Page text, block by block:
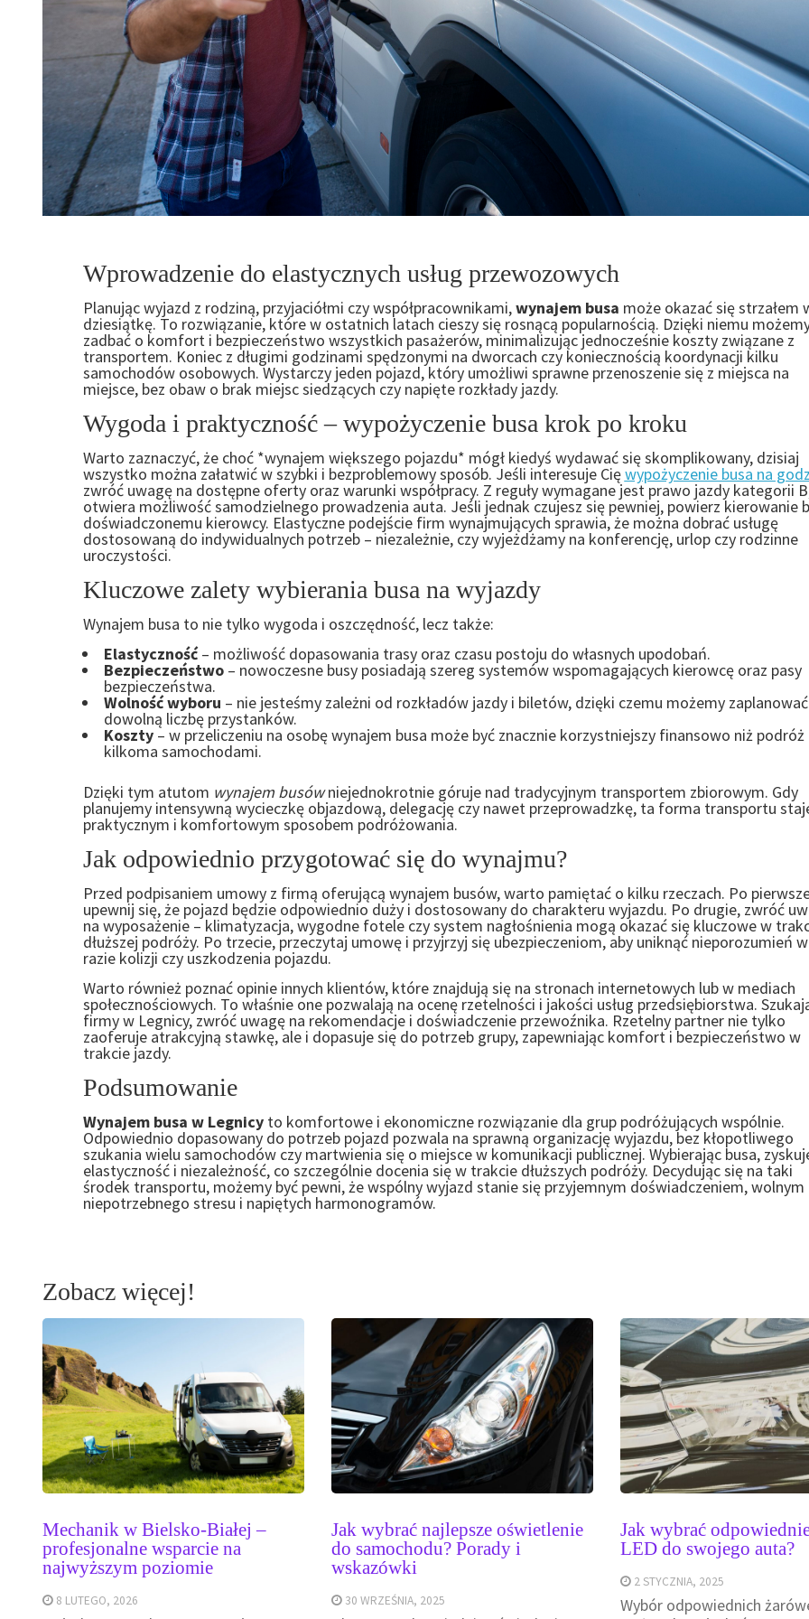
Wprowadzenie do elastycznych usług przewozowych
Planując wyjazd z rodziną, przyjaciółmi czy współpracownikami,wynajem busa może okazać się strzałem
dziesiątkę. To rozwiązanie, które w ostatnich latach cieszy się rosnącą popularnością. Dzięki niemu
zadbać o komfort i bezpieczeństwo wszystkich pasażerów, minimalizując jednocześnie koszty związane z
transportem. Koniec z długimi godzinami spędzonymi na dworcach czy koniecznością koordynacji kilku
samochodów osobowych. Wystarczy jeden pojazd, który umożliwi sprawne przenoszenie się z miejsca na
miejsce, bez obaw o brak miejsc siedzących czy napięte rozkłady jazdy.
Wygoda i praktyczność – wypożyczenie busa krok po kroku
Warto zaznaczyć, że choć *wynajem większego pojazdu* mógł kiedyś wydawać się skomplikowany, dzisiaj
wszystko można załatwić w szybki i bezproblemowy sposób. Jeśli interesuje Cięwypożyczenie busa na
zwróć uwagę na dostępne oferty oraz warunki współpracy. Z reguły wymagane jest prawo jazdy kategorii
otwiera możliwość samodzielnego prowadzenia auta. Jeśli jednak czujesz się pewniej, powierz kierowanie
doświadczonemu kierowcy. Elastyczne podejście firm wynajmujących sprawia, że można dobrać usługę
dostosowaną do indywidualnych potrzeb – niezależnie, czy wyjeżdżamy na konferencję, urlop czy rodzinne
uroczystości.
Kluczowe zalety wybierania busa na wyjazdy
Wynajem busa to nie tylko wygoda i oszczędność, lecz także:
Elastyczność– możliwość dopasowania trasy oraz czasu postoju do własnych upodobań.
Bezpieczeństwo– nowoczesne busy posiadają szereg systemów wspomagających kierowcę oraz pasy
bezpieczeństwa.
Wolność wyboru – nie jesteśmy zależni od rozkładów jazdy i biletów, dzięki czemu możemy zaplanować
dowolną liczbę przystanków.
Koszty– w przeliczeniu na osobę wynajem busa może być znacznie korzystniejszy finansowo niż podróż
kilkoma samochodami.
Dzięki tym atutom wynajem busówniejednokrotnie góruje nad tradycyjnym transportem zbiorowym. Gdy
planujemy intensywną wycieczkę objazdową, delegację czy nawet przeprowadzkę, ta forma transportu
praktycznym i komfortowym sposobem podróżowania.
Jak odpowiednio przygotować się do wynajmu?
Przed podpisaniem umowy z firmą oferującą wynajem busów, warto pamiętać o kilku rzeczach. Po
upewnij się, że pojazd będzie odpowiednio duży i dostosowany do charakteru wyjazdu. Po drugie, zwróć
na wyposażenie – klimatyzacja, wygodne fotele czy system nagłośnienia mogą okazać się kluczowe w
dłuższej podróży. Po trzecie, przeczytaj umowę i przyjrzyj się ubezpieczeniom, aby uniknąć nieporozumień w
razie kolizji czy uszkodzenia pojazdu.
Warto również poznać opinie innych klientów, które znajdują się na stronach internetowych lub w mediach
społecznościowych. To właśnie one pozwalają na ocenę rzetelności i jakości usług przedsiębiorstwa.
firmy w Legnicy, zwróć uwagę na rekomendacje i doświadczenie przewoźnika. Rzetelny partner nie tylko
zaoferuje atrakcyjną stawkę, ale i dopasuje się do potrzeb grupy, zapewniając komfort i bezpieczeństwo w
trakcie jazdy.
Podsumowanie
Wynajem busa w Legnicyto komfortowe i ekonomiczne rozwiązanie dla grup podróżujących wspólnie.
Odpowiednio dopasowany do potrzeb pojazd pozwala na sprawną organizację wyjazdu, bez kłopotliwego
szukania wielu samochodów czy martwienia się o miejsce w komunikacji publicznej. Wybierając busa,
elastyczność i niezależność, co szczególnie docenia się w trakcie dłuższych podróży. Decydując się na taki
środek transportu, możemy być pewni, że wspólny wyjazd stanie się przyjemnym doświadczeniem, wolnym
niepotrzebnego stresu i napiętych harmonogramów.
Zobacz więcej!
Mechanik w Bielsko-Białej –
profesjonalne wsparcie na
najwyższym poziomie
8 LUTEGO, 2026
Jak wybrać najlepsze oświetlenie
do samochodu? Porady i
wskazówki
30 WRZEŚNIA, 2025
Jak wybrać
LED do swojego auta?
2 STYCZNIA, 2025
Wybór odpowiednich